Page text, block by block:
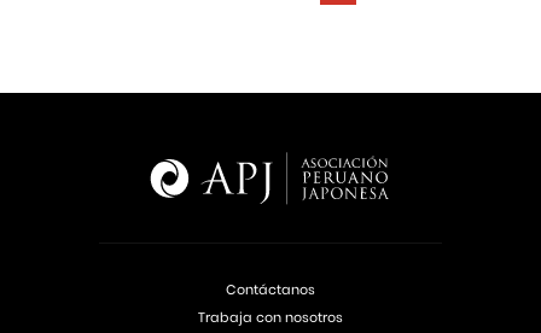
Contáctanos
Trabaja con nosotros